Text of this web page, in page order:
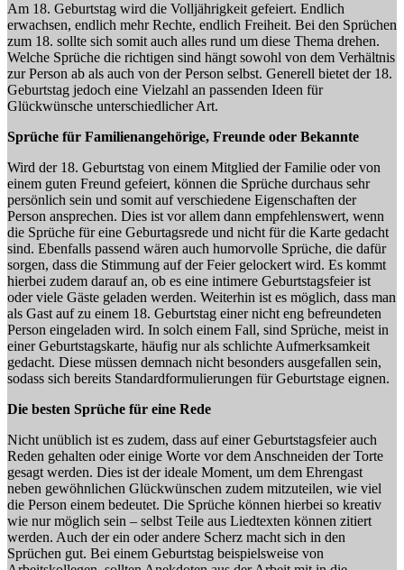
Am 18. Geburtstag wird die Volljährigkeit gefeiert. Endlich
erwachsen, endlich mehr Rechte, endlich Freiheit. Bei den Sprüchen
zum 18. sollte sich somit auch alles rund um diese Thema drehen.
Welche Sprüche die richtigen sind hängt sowohl von dem Verhältnis
zur Person ab als auch von der Person selbst. Generell bietet der 18.
Geburtstag jedoch eine Vielzahl an passenden Ideen für
Glückwünsche unterschiedlicher Art.
Sprüche für Familienangehörige, Freunde oder Bekannte
Wird der 18. Geburtstag von einem Mitglied der Familie oder von
einem guten Freund gefeiert, können die Sprüche durchaus sehr
persönlich sein und somit auf verschiedene Eigenschaften der
Person ansprechen. Dies ist vor allem dann empfehlenswert, wenn
die Sprüche für eine Geburtagsrede und nicht für die Karte gedacht
sind. Ebenfalls passend wären auch humorvolle Sprüche, die dafür
sorgen, dass die Stimmung auf der Feier gelockert wird. Es kommt
hierbei zudem darauf an, ob es eine intimere Geburtstagsfeier ist
oder viele Gäste geladen werden. Weiterhin ist es möglich, dass man
als Gast auf zu einem 18. Geburtstag einer nicht eng befreundeten
Person eingeladen wird. In solch einem Fall, sind Sprüche, meist in
einer Geburtstagskarte, häufig nur als schlichte Aufmerksamkeit
gedacht. Diese müssen demnach nicht besonders ausgefallen sein,
sodass sich bereits Standardformulierungen für Geburtstage eignen.
Die besten Sprüche für eine Rede
Nicht unüblich ist es zudem, dass auf einer Geburtstagsfeier auch
Reden gehalten oder einige Worte vor dem Anschneiden der Torte
gesagt werden. Dies ist der ideale Moment, um dem Ehrengast
neben gewöhnlichen Glückwünschen zudem mitzuteilen, wie viel
die Person einem bedeutet. Die Sprüche können hierbei so kreativ
wie nur möglich sein – selbst Teile aus Liedtexten können zitiert
werden. Auch der ein oder andere Scherz macht sich in den
Sprüchen gut. Bei einem Geburtstag beispielsweise von